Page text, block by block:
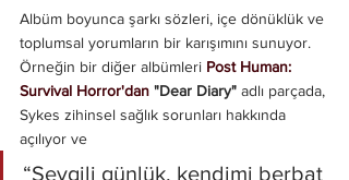
Albüm boyunca şarkı sözleri, içe dönüklük ve
toplumsal yorumların bir karışımını sunuyor.
Örneğin bir diğer albümleri Post Human:
Survival Horror'dan "Dear Diary" adlı parçada,
Sykes zihinsel sağlık sorunları hakkında
açılıyor ve
“Sevgili günlük, kendimi berbat